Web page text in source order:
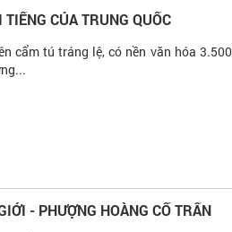
CỦA TRUNG QUỐC
cẩm tú tráng lệ, có nền văn hóa
- PHƯỢNG HOÀNG CỔ TRẤN